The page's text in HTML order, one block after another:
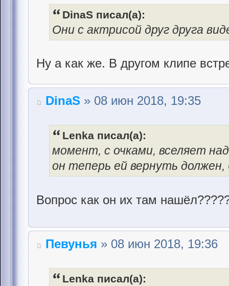
DinaS писал(а):
Они с актрисой друг друга
Ну а как же. В другом клипе
DinaS » 08 июн 2018, 19:35
Lenka писал(а):
момент, с очками, вселяет
он теперь ей вернуть
Вопрос как он их там
Певунья » 08 июн 2018, 19:36
Lenka писал(а):